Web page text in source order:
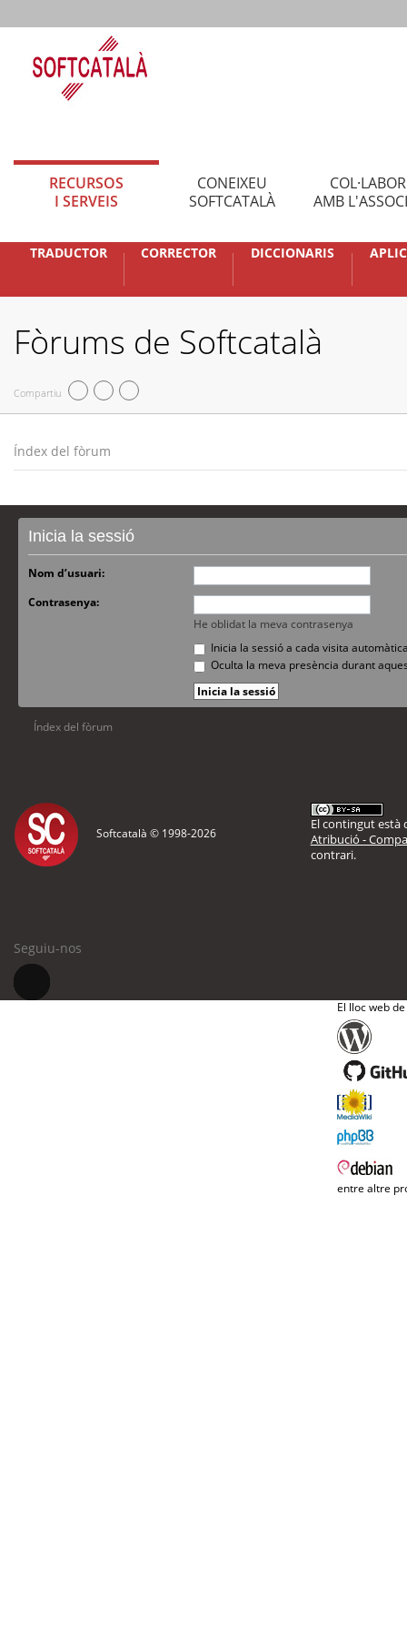
RECURSOS
I SERVEIS
CONEIXEU
SOFTCATALÀ
AMB
TRADUCTOR CORRECTOR DICCIONARIS
Fòrums de Softcatalà
Compartiu
Índex del fòrum
Inicia la sessió
Nom d’usuari:
Contrasenya:
He oblidat la meva contrasenya
Inicia la sessió a cada visita
Oculta la meva presència durant
Índex del fòrum
Softcatalà © 1998-2026
El contingut està
Atribució -
contrari.
Seguiu-nos
El lloc web
entre altre